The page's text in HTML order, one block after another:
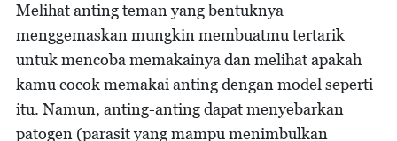
Melihat anting teman yang bentuknya
menggemaskan mungkin membuatmu tertarik
untuk mencoba memakainya dan melihat apakah
kamu cocok memakai anting dengan model seperti
itu. Namun, anting-anting dapat menyebarkan
patogen (parasit yang mampu menimbulkan